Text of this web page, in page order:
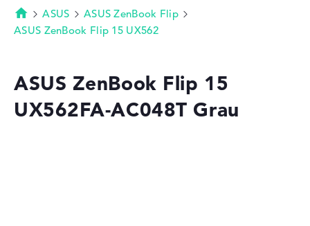
Technik & Wissen
Merkzettel
Startseite
ASUS
ASUS ZenBook Flip
ASUS ZenBook Flip 15 UX562
ASUS ZenBook Flip 15
UX562FA-AC048T Grau